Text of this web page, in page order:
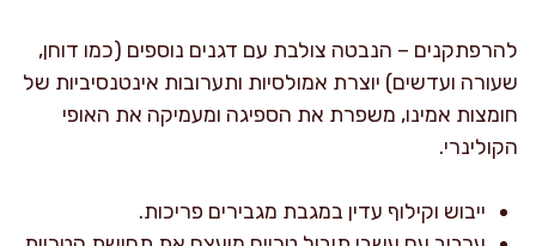
להרפתקנים – הנבטה צולבת עם דגנים נוספים (כמו דוחן,
שעורה ועדשים) יוצרת אמולסיות ותערובות אינטנסיביות של
חומצות אמינו, משפרת את הספיגה ומעמיקה את האופי
הקולינרי.
ייבוש וקילוף עדין במגבת מגבירים פריכות.